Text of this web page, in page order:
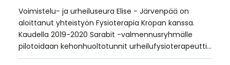
Voimistelu- ja urheiluseura Elise - Järvenpää on
aloittanut yhteistyön Fysioterapia Kropan kanssa.
Kaudella 2019-2020 Sarabit -valmennusryhmälle
pilotoidaan kehonhuoltotunnit urheilufysioterapeutti…